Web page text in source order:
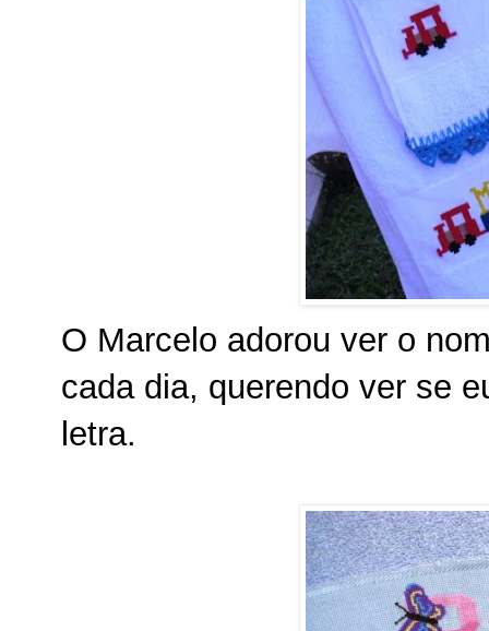
O Marcelo adorou ver o
cada dia, querendo ver se
letra.